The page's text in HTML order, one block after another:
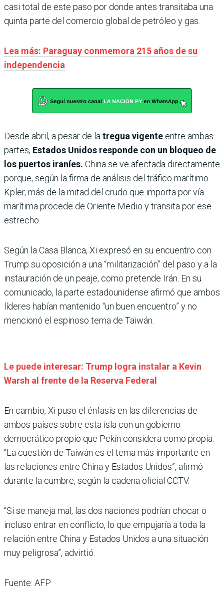
casi total de este paso por donde antes transitaba una
quinta parte del comercio global de petróleo y gas.
Lea más: Paraguay conmemora 215 años de su
independencia
Desde abril, a pesar de la tregua vigente entre ambas
partes, Estados Unidos responde con un bloqueo de
los puertos iraníes. China se ve afectada directamente
porque, según la firma de análisis del tráfico marítimo
Kpler, más de la mitad del crudo que importa por vía
marítima procede de Oriente Medio y transita por ese
estrecho.
Según la Casa Blanca, Xi expresó en su encuentro con
Trump su oposición a una “militarización” del paso y a la
instauración de un peaje, como pretende Irán. En su
comunicado, la parte estadounidense afirmó que ambos
líderes habían mantenido “un buen encuentro” y no
mencionó el espinoso tema de Taiwán.
Le puede interesar: Trump logra instalar a Kevin
Warsh al frente de la Reserva Federal
En cambio, Xi puso el énfasis en las diferencias de
ambos países sobre esta isla con un gobierno
democrático propio que Pekín considera como propia.
“La cuestión de Taiwán es el tema más importante en
las relaciones entre China y Estados Unidos”, afirmó
durante la cumbre, según la cadena oficial CCTV.
“Si se maneja mal, las dos naciones podrían chocar o
incluso entrar en conflicto, lo que empujaría a toda la
relación entre China y Estados Unidos a una situación
muy peligrosa”, advirtió.
Fuente: AFP